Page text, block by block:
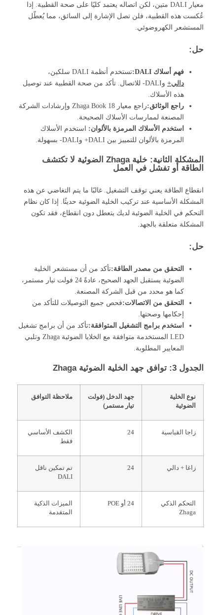
معيار DALI متين، لكن اتصاله يعتمد كليًا على صحة القطبية. إذا
عُكست هذه القطبية، فلن تصل الإشارة إلى السائق، مما يُعطّل
المستشعر الكهروضوئي.
حل:
فهم أسلاك DALI:
تستخدم أنظمة DALI سلكين،
دالي+
وDALI- للاتصال. تأكد من صحة القطبية عند توصيل
هذه الأسلاك.
راجع الوثائق:
راجع معيار Zhaga Book 18 وإرشادات الشركة
المصنعة لممارسات الأسلاك الصحيحة.
استخدم الأسلاك المرمزة بالألوان: استخدم الأسلاك
المرمزة بالألوان للتمييز بين DALI+ وDALI- بسهولة.
المشكلة الثانية: خلية Zhaga الضوئية لا تكتشف
الطاقة أو تفشل في العمل
انقطاع الطاقة يعني توقف التشغيل. غالبًا ما يتم التغاضي عن هذه
المشكلة الأساسية عند تركيب الخلية الضوئية حديثًا. إذا كان نظام
التحكم في الخلية الضوئية لديك يتعطل دون انقطاع، فقد تكون
المشكلة متعلقة بالجهد.
حل:
التحقق من مصدر الطاقة:تأكد من أن مستشعر الخلية
الضوئية يستقبل الجهد الصحيح، عادةً 24 فولت تيار مستمر،
كما هو محدد من قبل الشركة المصنعة.
التحقق من الاتصالات:فحص جميع التوصيلات للتأكد من
إحكامها وصحتها.
استخدم برامج التشغيل المتوافقة:تأكد من أن برامج تشغيل
LED المستخدمة متوافقة مع الخلايا الضوئية Zhaga وتلبي
المعايير المطلوبة.
الجدول 3: توافق جهد الخلية الضوئية Zhaga
نوع الخلية
الضوئية
جهد الدخل (فولت
تيار مستمر)
ملاحظة التوافق
زاجا القياسية 24
الكشف الأساسي
فقط
زاغا + دالي 24
تم تمكين ناقل
DALI
التحكم الذكي
Zhaga
24 أو POE
الميزات الذكية
المتقدمة